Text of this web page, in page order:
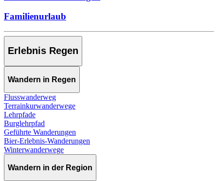
Familienurlaub
Erlebnis Regen
Wandern in Regen
Flusswanderweg
Terrainkurwanderwege
Lehrpfade
Burglehrpfad
Geführte Wanderungen
Bier-Erlebnis-Wanderungen
Winterwanderwege
Wandern in der Region